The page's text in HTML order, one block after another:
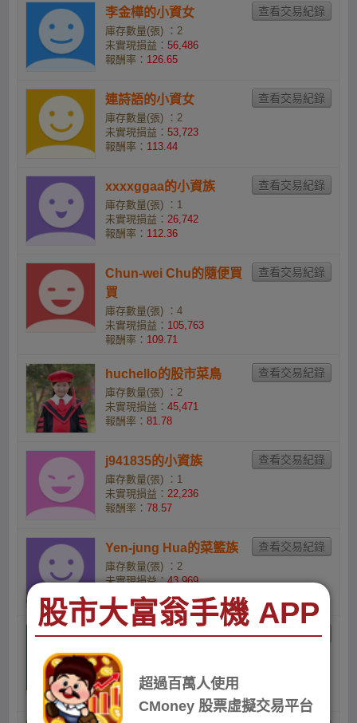
李金樺的小資女
庫存數量(張) ：2
未實現損益： 56,486
報酬率： 126.65
連詩語的小資女
庫存數量(張) ：2
未實現損益： 53,723
報酬率： 113.44
xxxxggaa的小資族
庫存數量(張) ：1
未實現損益： 26,742
報酬率： 112.36
Chun-wei Chu的隨便買
買
庫存數量(張) ：4
未實現損益： 105,763
報酬率： 109.71
huchello的股市菜鳥
庫存數量(張) ：2
未實現損益： 45,471
報酬率： 81.78
j941835的小資族
庫存數量(張) ：1
未實現損益： 22,236
報酬率： 78.57
Yen-jung Hua的菜籃族
庫存數量(張) ：2
未實現損益：43,969
報酬率：
1032514的52-WEEK
TEST3
庫存數量(張) ：1
未實現損益：21,735
報酬率：
股市大富翁手機 APP
超過百萬人使用
CMoney 股票虛擬交易平台